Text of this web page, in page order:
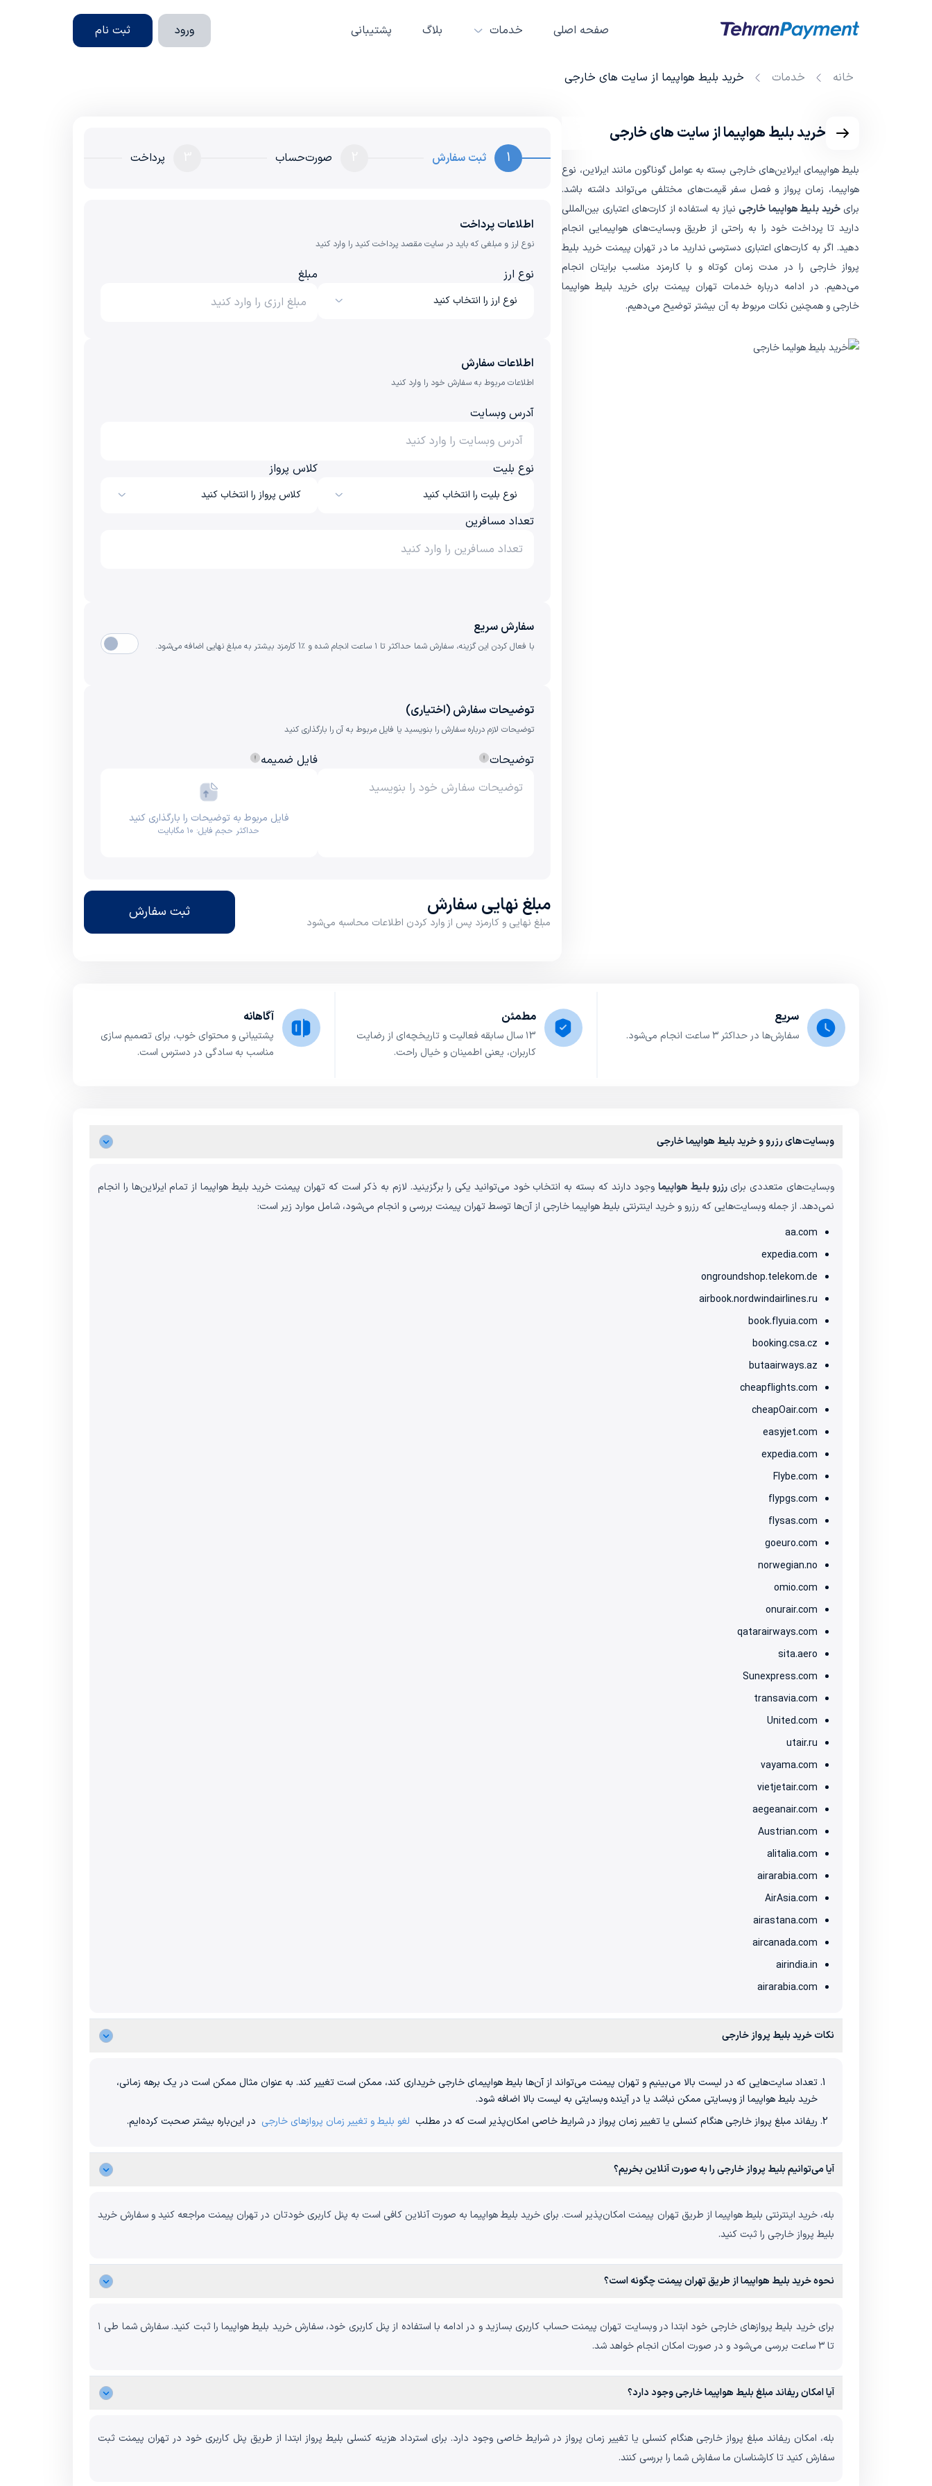
صفحه اصلی خدمات بلاگ پشتیبانی ورود ثبت نام
خانه خدمات خرید بلیط هواپیما از سایت های خارجی
خرید بلیط هواپیما از سایت های خارجی
بلیط هواپیمای ایرلاین‌های خارجی بسته به عوامل گوناگون مانند ایرلاین، نوع
هواپیما، زمان پرواز و فصل سفر قیمت‌های مختلفی می‌تواند داشته باشد.
برایخرید بلیط هواپیما خارجی نیاز به استفاده از کارت‌های اعتباری بین‌المللی
دارید تا پرداخت خود را به راحتی از طریق وبسایت‌های هواپیمایی انجام
دهید. اگر به کارت‌های اعتباری دسترسی ندارید ما در تهران پیمنت خرید بلیط
پرواز خارجی را در مدت زمان کوتاه و با کارمزد مناسب برایتان انجام
می‌دهیم. در ادامه درباره خدمات تهران پیمنت برای خرید بلیط هواپیما
خارجی و همچنین نکات مربوط به آن بیشتر توضیح می‌دهیم.
1 ثبت سفارش صورت‌حساب پرداخت
اطلاعات پرداخت
نوع ارز و مبلغی که باید در سایت مقصد پرداخت کنید را وارد کنید
نوع ارز
نوع ارز را انتخاب کنید
مبلغ
اطلاعات سفارش
اطلاعات مربوط به سفارش خود را وارد کنید
آدرس وبسایت
نوع بلیت
نوع بلیت را انتخاب کنید
کلاس پرواز
کلاس پرواز را انتخاب کنید
تعداد مسافرین
سفارش سریع
با فعال کردن این گزینه، سفارش شما حداکثر تا ۱ ساعت انجام شده و ٪1 کارمزد بیشتر به مبلغ نهایی اضافه می‌شود.
توضیحات سفارش (اختیاری)
توضیحات لازم درباره سفارش را بنویسید یا فایل مربوط به آن را بارگذاری کنید
توضیحات فایل ضمیمه
فایل مربوط به توضیحات را بارگذاری کنید
حداکثر حجم فایل: ۱۰ مگابایت
مبلغ نهایی سفارش
مبلغ نهایی و کارمزد پس از وارد کردن اطلاعات محاسبه می‌شود
ثبت سفارش
سریع
سفارش‌ها در حداکثر ۳ ساعت انجام می‌شود.
مطمئن
۱3 سال سابقه فعالیت و تاریخچه‌ای از رضایت
کاربران، یعنی اطمینان و خیال راحت.
آگاهانه
پشتیبانی و محتوای خوب، برای تصمیم سازی
مناسب به سادگی در دسترس است.
وبسایت‌های رزرو و خرید بلیط هواپیما خارجی
وبسایت‌های متعددی برایرزرو بلیط هواپیماوجود دارند که بسته به انتخاب خود می‌توانید یکی را برگزینید. لازم به ذکر است که تهران پیمنت خرید بلیط هواپیما از تمام ایرلاین‌ها را انجام
نمی‌دهد. از جمله وبسایت‌هایی که رزرو و خرید اینترنتی بلیط هواپیما خارجی از آن‌ها توسط تهران پیمنت بررسی و انجام می‌شود، شامل موارد زیر است:
aa.com
expedia.com
ongroundshop.telekom.de
airbook.nordwindairlines.ru
book.flyuia.com
booking.csa.cz
butaairways.az
cheapflights.com
cheapOair.com
easyjet.com
expedia.com
Flybe.com
flypgs.com
flysas.com
goeuro.com
norwegian.no
omio.com
onurair.com
qatarairways.com
sita.aero
Sunexpress.com
transavia.com
United.com
utair.ru
vayama.com
vietjetair.com
aegeanair.com
Austrian.com
alitalia.com
airarabia.com
AirAsia.com
airastana.com
aircanada.com
airindia.in
airarabia.com
نکات خرید بلیط پرواز خارجی
تعداد سایت‌هایی که در لیست بالا می‌بینیم و تهران پیمنت می‌تواند از آن‌ها بلیط هواپیمای خارجی خریداری کند، ممکن است تغییر کند. به عنوان مثال ممکن است در یک برهه زمانی،
خرید بلیط هواپیما از وبسایتی ممکن نباشد یا در آینده وبسایتی به لیست بالا اضافه شود.
ریفاند مبلغ پرواز خارجی هنگام کنسلی یا تغییر زمان پرواز در شرایط خاصی امکان‌پذیر است که در مطلب لغو بلیط و تغییر زمان پروازهای خارجی در این‌باره بیشتر صحبت کرده‌ایم.
آیا می‌توانیم بلیط پرواز خارجی را به صورت آنلاین بخریم؟
بله، خرید اینترنتی بلیط هواپیما از طریق تهران پیمنت امکان‌پذیر است. برای خرید بلیط هواپیما به صورت آنلاین کافی است به پنل کاربری خودتان در تهران پیمنت مراجعه کنید و سفارش خرید
بلیط پرواز خارجی را ثبت کنید.
نحوه خرید بلیط هواپیما از طریق تهران پیمنت چگونه است؟
برای خرید بلیط پروازهای خارجی خود ابتدا در وبسایت تهران پیمنت حساب کاربری بسازید و در ادامه با استفاده از پنل کاربری خود، سفارش خرید بلیط هواپیما را ثبت کنید. سفارش شما طی ۱
تا ۳ ساعت بررسی می‌شود و در صورت امکان انجام خواهد شد.
آیا امکان ریفاند مبلغ بلیط هواپیما خارجی وجود دارد؟
بله، امکان ریفاند مبلغ پرواز خارجی هنگام کنسلی یا تغییر زمان پرواز در شرایط خاصی وجود دارد. برای استرداد هزینه کنسلی بلیط پرواز ابتدا از طریق پنل کاربری خود در تهران پیمنت ثبت
سفارش کنید تا کارشناسان ما سفارش شما را بررسی کنند.